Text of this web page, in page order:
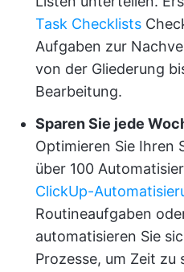
Task Checklists
Aufgaben zur
von der Gliederung
Bearbeitung.
Sparen Sie jede
Optimieren Sie Ihren
über 100
ClickUp-
Routineaufgaben
automatisieren Sie
Prozesse, um Zeit zu